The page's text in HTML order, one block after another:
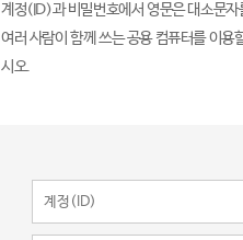
계정(ID)과 비밀번호에서 영문은 대소문
여러 사람이 함께 쓰는 공용 컴퓨터를 이
시오.